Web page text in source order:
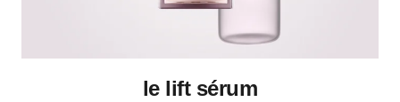
le lift sérum